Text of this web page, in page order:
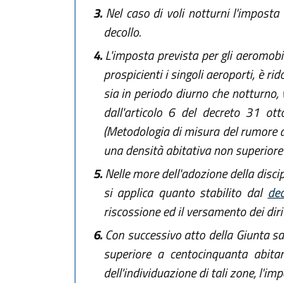
3.Nel caso di voli notturni l'imposta
decollo.
4.L'imposta prevista per gli
prospicienti i singoli aeroporti, è
sia in periodo diurno che
dall'articolo 6 del decreto 31
(Metodologia di misura del rumore
una densità abitativa non
5.Nelle more dell'adozione della
si applica quanto stabilito dal
riscossione ed il versamento dei
6.Con successivo atto della Giunta
superiore a centocinquanta
dell'individuazione di tali zone,